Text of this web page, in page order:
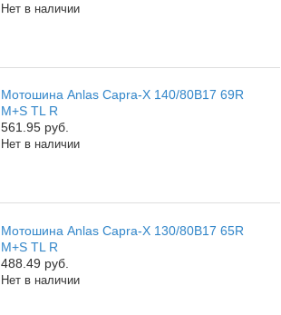
Нет в наличии
Мотошина Anlas Capra-X 140/80B17 69R
M+S TL R
561.95 руб.
Нет в наличии
Мотошина Anlas Capra-X 130/80B17 65R
M+S TL R
488.49 руб.
Нет в наличии